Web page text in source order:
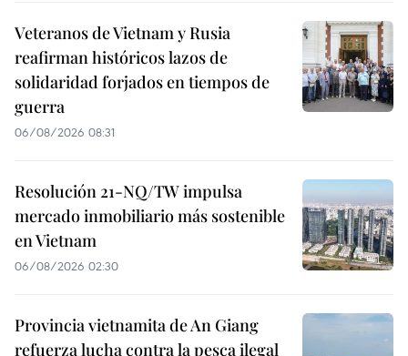
Veteranos de Vietnam y Rusia
reafirman históricos lazos de
solidaridad forjados en tiempos de
guerra
06/08/2026 08:31
Resolución 21-NQ/TW impulsa
mercado inmobiliario más sostenible
en Vietnam
06/08/2026 02:30
Provincia vietnamita de An Giang
refuerza lucha contra la pesca ilegal